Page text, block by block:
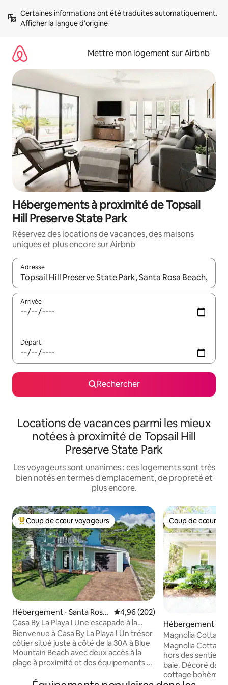
directement
Afficher la langue d'origine
Mettre mon logement sur Airbnb
Hébergements à proximité de Topsail
Hill Preserve State Park
Réservez des locations de vacances, des maisons
uniques et plus encore sur Airbnb
Adresse
Lorsque les résultats s'affichent, utilisez les flèches vers le
Arrivée
Départ
Rechercher
Locations de vacances parmi les mieux
notées à proximité de Topsail Hill
Preserve State Park
Les voyageurs sont unanimes : ces logements sont très
bien notés en termes d'emplacement, de propreté et
plus encore.
Coups de cœur voyageurs les plus appréciés
Coup de cœur voyageurs
Hébergement ⋅ Santa Rosa
Beach
Évaluation moyenne sur la
4,96 (202)
Casa By La Playa ! Une escapade à la
plage à Blue Mountain
Bienvenue à Casa By La Playa ! Un trésor
côtier situé juste à côté de la 30A à Blue
Mountain Beach avec deux accès à la
plage à proximité et des équipements à
et 2,5 salles de bain peut accueillir
Coup de cœur
Coup de cœur
Hébergement ⋅
Beach
Magnolia
- 4 couchages -
Magnolia
hors des sentiers
baie. Décoré dans un style plage et
cottage bohème,